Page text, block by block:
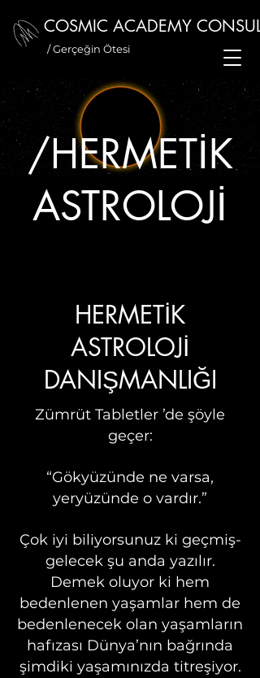
COSMIC ACADEMY
/ Gerçeğin Ötesi
/HERMETİK
ASTROLOJİ
HERMETİK
ASTROLOJİ
DANIŞMANLIĞI
Zümrüt Tabletler ’de şöyle
geçer:
“Gökyüzünde ne varsa,
yeryüzünde o vardır.”
Çok iyi biliyorsunuz ki geçmiş-
gelecek şu anda yazılır.
Demek oluyor ki hem
bedenlenen yaşamlar hem de
bedenlenecek olan yaşamların
hafızası Dünya’nın bağrında
şimdiki yaşamınızda titreşiyor.